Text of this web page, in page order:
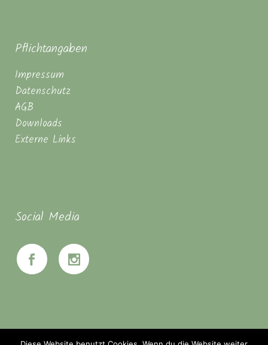
Pflichtangaben
Impressum
Datenschutz
AGB
Downloads
Externe Links
Social Media